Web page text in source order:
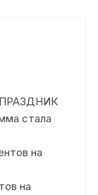
стала
на
на